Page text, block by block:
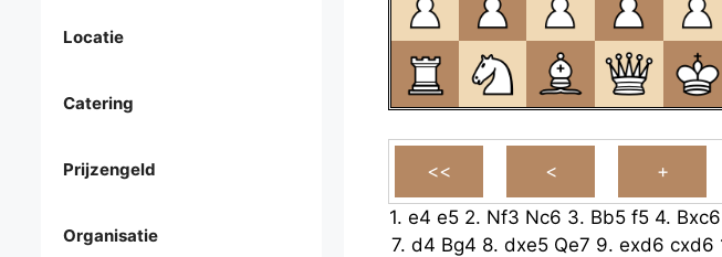
1. e4 e5 2. Nf3 Nc6 3. Bb5 f5 4. Bxc6
7. d4 Bg4 8. dxe5 Qe7 9. exd6 cxd6
Locatie
Catering
Prijzengeld
Organisatie